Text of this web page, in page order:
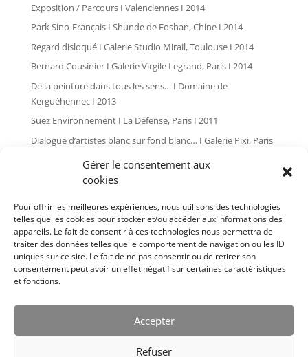
Gérer le consentement aux
cookies
Pour offrir les meilleures expériences, nous utilisons des technologies
telles que les cookies pour stocker et/ou accéder aux informations des
appareils. Le fait de consentir à ces technologies nous permettra de
traiter des données telles que le comportement de navigation ou les ID
uniques sur ce site. Le fait de ne pas consentir ou de retirer son
consentement peut avoir un effet négatif sur certaines caractéristiques
et fonctions.
Accepter
Refuser
Exposition / Parcours I Valenciennes I 2014
Park Sino-Français I Shunde de Foshan, Chine I 2014
Regard disloqué I Galerie Studio Mirail, Toulouse I 2014
Bernard Cousinier I Galerie Virgile Legrand, Paris I 2014
De la peinture dans tous les sens… I Domaine de
Kerguéhennec I 2013
Suez Environnement I La Défense, Paris I 2011
Dialogue d’artistes blanc sur fond blanc… I Galerie Pixi, Paris
Global painting I Les Tanneries, Amilly I 2009
Plan d’angle I Galerie Pixi, Paris I 2006
Bernard Cousinier I Issoire I 2005
Cousinier I Salle Le Cube, Paris I 2004
L’art dans les chapelles I Pontivy I 2004